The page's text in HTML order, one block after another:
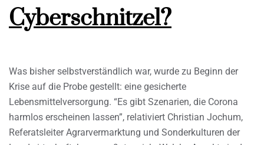
Cyberschnitzel?
Was bisher selbstverständlich war, wurde zu Beginn der
Krise auf die Probe gestellt: eine gesicherte
Lebensmittelversorgung. “Es gibt Szenarien, die Corona
harmlos erscheinen lassen”, relativiert Christian Jochum,
Referatsleiter Agrarvermarktung und Sonderkulturen der